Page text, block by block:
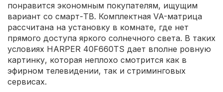
понравится экономным покупателям, ищущим
вариант со смарт-ТВ. Комплектная VA-матрица
рассчитана на установку в комнате, где нет
прямого доступа яркого солнечного света. В таких
условиях HARPER 40F660TS дает вполне ровную
картинку, которая неплохо смотрится как в
эфирном телевидении, так и стриминговых
сервисах.